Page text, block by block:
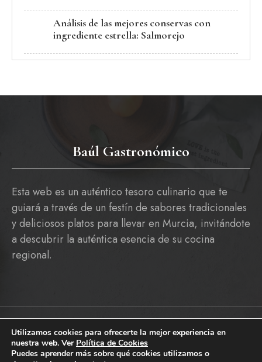
Análisis de las mejores conservas con
ingrediente estrella: Salmorejo
Baúl Gastronómico
Esta web es un auténtico tesoro culinario que te
guiará a través de un festín de sabores tradicionales
y deliciosos platos para llevar en Murcia, invitándote
a descubrir la auténtica esencia de su cocina
regional.
Copyright © 2026 baulgastronomico.es
Pólitica De CookiesPolítica De Privacidad Y Aviso Legal
Utilizamos cookies para ofrecerte la mejor experiencia en
nuestra web. Ver Política de Cookies
Puedes aprender más sobre qué cookies utilizamos o